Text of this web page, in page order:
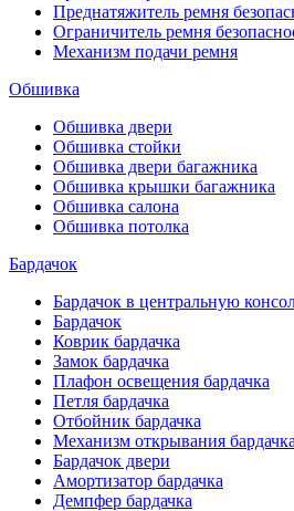
Преднатяжитель ремня
Ограничитель ремня
Механизм подачи ремня
Обшивка
Обшивка двери
Обшивка стойки
Обшивка двери багажника
Обшивка крышки багажника
Обшивка салона
Обшивка потолка
Бардачок
Бардачок в центральную
Бардачок
Коврик бардачка
Замок бардачка
Плафон освещения бардачка
Петля бардачка
Отбойник бардачка
Механизм открывания бардачка
Бардачок двери
Амортизатор бардачка
Демпфер бардачка